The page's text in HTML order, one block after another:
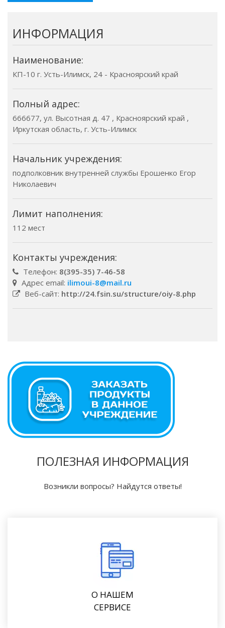
ИНФОРМАЦИЯ
Наименование:
КП-10 г. Усть-Илимск, 24 - Красноярский край
Полный адрес:
666677, ул. Высотная д. 47 , Красноярский край ,
Иркутская область, г. Усть-Илимск
Начальник учреждения:
подполковник внутренней службы Ерошенко Егор
Николаевич
Лимит наполнения:
112 мест
Контакты учреждения:
Телефон: 8(395-35) 7-46-58
Адрес email: ilimoui-8@mail.ru
Веб-сайт: http://24.fsin.su/structure/oiy-8.php
ПОЛЕЗНАЯ ИНФОРМАЦИЯ
Возникли вопросы? Найдутся ответы!
О НАШЕМ
СЕРВИСЕ